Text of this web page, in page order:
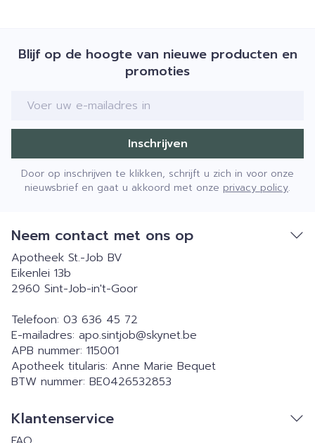
Blijf op de hoogte van nieuwe producten en
promoties
E-mail adres
Inschrijven
Door op inschrijven te klikken, schrijft u zich in voor onze
nieuwsbrief en gaat u akkoord met onze privacy policy.
Neem contact met ons op
Apotheek St.-Job BV
Eikenlei 13b
2960 Sint-Job-in't-Goor
Telefoon: 03 636 45 72
E-mailadres: apo.sintjob@skynet.be
APB nummer: 115001
Apotheek titularis: Anne Marie Bequet
BTW nummer: BE0426532853
Klantenservice